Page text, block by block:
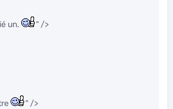
un. " />
" />